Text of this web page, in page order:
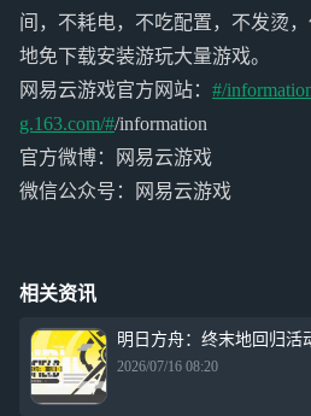
间，不耗电，不吃配置，不发烫
地免下载安装游玩大量游戏。
网易云游戏官方网站： #/
g.163.com/#/information
官方微博：网易云游戏
微信公众号：网易云游戏
相关资讯
明日方舟：终末地回归活
2026/07/16 08:20